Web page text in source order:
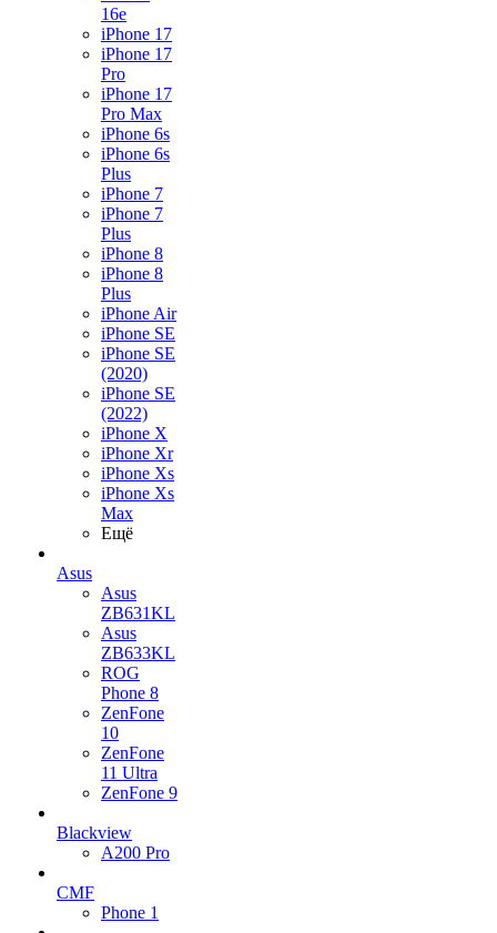
16e
iPhone 17
iPhone 17
Pro
iPhone 17
Pro Max
iPhone 6s
iPhone 6s
Plus
iPhone 7
iPhone 7
Plus
iPhone 8
iPhone 8
Plus
iPhone Air
iPhone SE
iPhone SE
(2020)
iPhone SE
(2022)
iPhone X
iPhone Xr
iPhone Xs
iPhone Xs
Max
Ещё
Asus
Asus
ZB631KL
Asus
ZB633KL
ROG
Phone 8
ZenFone
10
ZenFone
11 Ultra
ZenFone 9
Blackview
A200 Pro
CMF
Phone 1